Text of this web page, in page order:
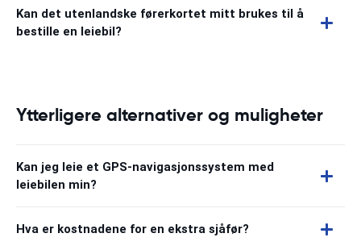
Kan det utenlandske førerkortet mitt brukes til å
bestille en leiebil?
Ytterligere alternativer og muligheter
Kan jeg leie et GPS-navigasjonssystem med
leiebilen min?
Hva er kostnadene for en ekstra sjåfør?